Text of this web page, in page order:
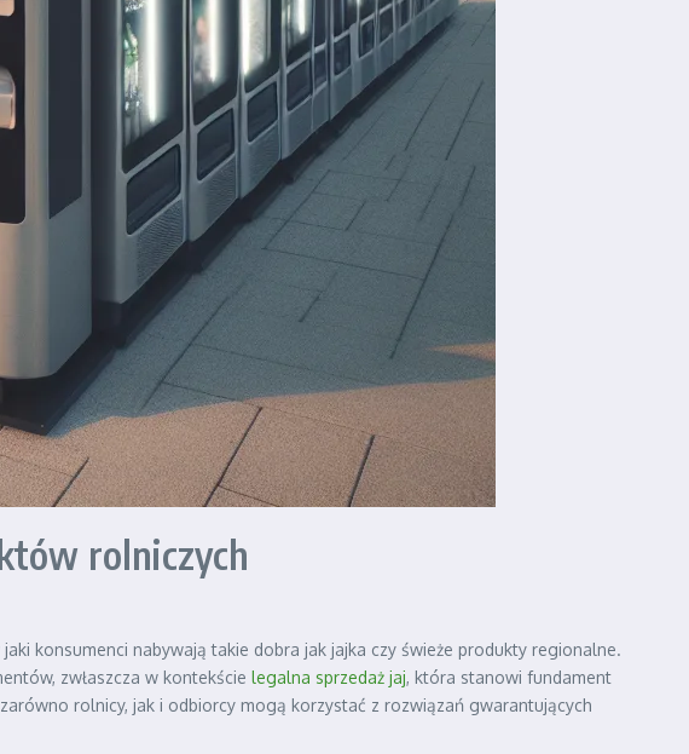
rolniczych
konsumenci nabywają takie dobra jak jajka czy świeże produkty regionalne.
zwłaszcza w kontekście legalna sprzedaż jaj, która stanowi fundament
rolnicy, jak i odbiorcy mogą korzystać z rozwiązań gwarantujących